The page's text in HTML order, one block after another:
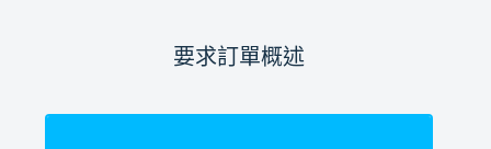
要求訂單概述